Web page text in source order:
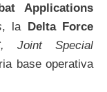
Applications
, la Delta Force
Joint Special
base operativa